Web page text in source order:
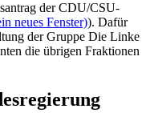
der CDU/CSU-
neues Fenster)). Dafür
der Gruppe Die Linke
die übrigen Fraktionen